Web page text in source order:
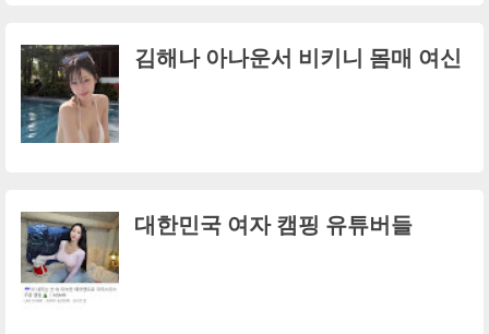
김해나 아나운서 비키니 몸매 여신
대한민국 여자 캠핑 유튜버들